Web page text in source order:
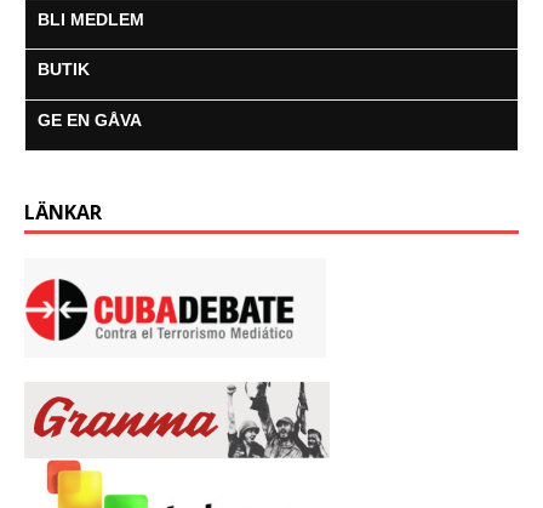
BLI MEDLEM
BUTIK
GE EN GÅVA
LÄNKAR